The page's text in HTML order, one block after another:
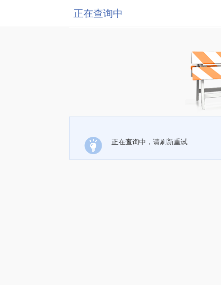
正在查询中
正在查询中，请刷新重试